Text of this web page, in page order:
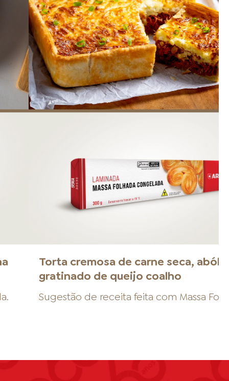
.
Torta cremosa de carne seca,
gratinado de queijo coalho
Sugestão de receita feita com Massa